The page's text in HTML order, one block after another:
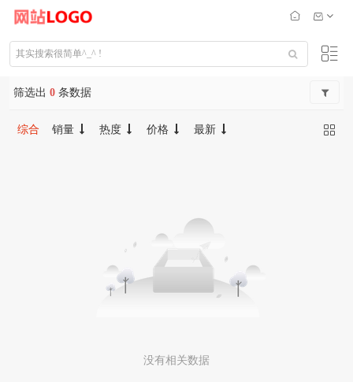
筛选出 0 条数据
综合 销量 热度 价格 最新
没有相关数据